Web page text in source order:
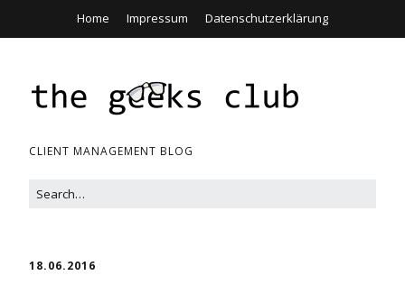
Home Impressum Datenschutzerklärung
CLIENT MANAGEMENT BLOG
18.06.2016